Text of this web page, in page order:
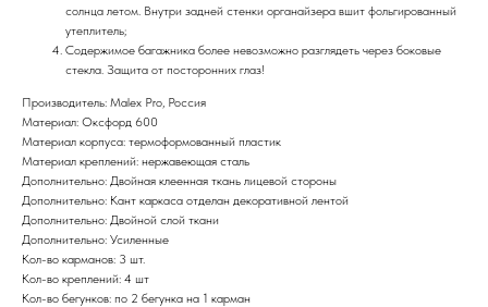
солнца летом. Внутри задней стенки органайзера вшит фольгированный
утеплитель;
Содержимое багажника более невозможно разглядеть через боковые
стекла. Защита от посторонних глаз!
Производитель: Malex Pro, Россия
Материал: Оксфорд 600
Материал корпуса: термоформованный пластик
Материал креплений: нержавеющая сталь
Дополнительно: Двойная клеенная ткань лицевой стороны
Дополнительно: Кант каркаса отделан декоративной лентой
Дополнительно: Двойной слой ткани
Дополнительно: Усиленные
Кол-во карманов: 3 шт.
Кол-во креплений: 4 шт
Кол-во бегунков: по 2 бегунка на 1 карман